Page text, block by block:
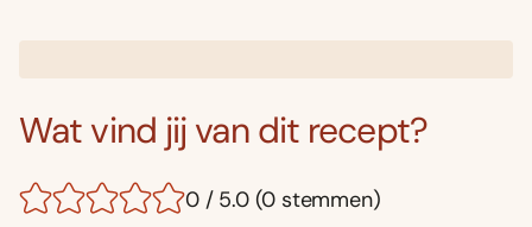
Wat vind jij van dit recept?
0 / 5.0 (0 stemmen)